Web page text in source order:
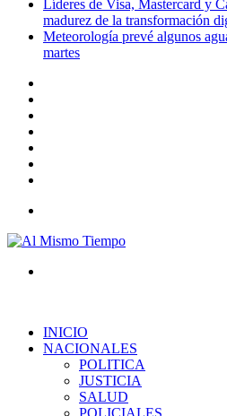
Líderes de Visa, Mastercard y
madurez de la transformación
Meteorología prevé algunos
martes
INICIO
NACIONALES
POLITICA
JUSTICIA
SALUD
POLICIALES